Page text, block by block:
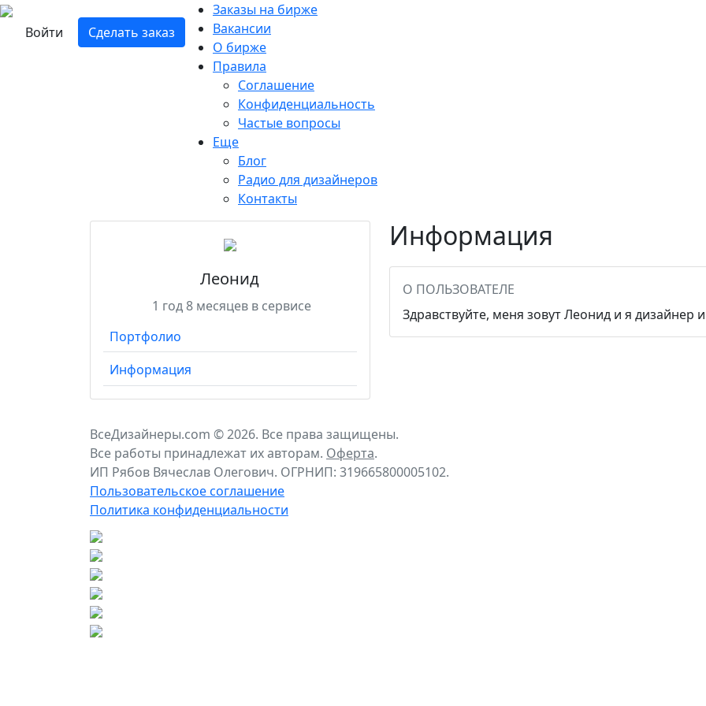
Войти Сделать заказ
Заказы на бирже
Вакансии
О бирже
Правила
Соглашение
Конфиденциальность
Частые вопросы
Еще
Блог
Радио для дизайнеров
Контакты
Леонид
1 год 8 месяцев в сервисе
Портфолио
Информация
Информация
О ПОЛЬЗОВАТЕЛЕ
Здравствуйте, меня зовут Леонид и я дизайнер
ВсеДизайнеры.com © 2026. Все права защищены.
Все работы принадлежат их авторам. Оферта.
ИП Рябов Вячеслав Олегович. ОГРНИП: 319665800005102.
Пользовательское соглашение
Политика конфиденциальности